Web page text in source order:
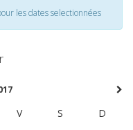
les dates selectionnées
V S
D